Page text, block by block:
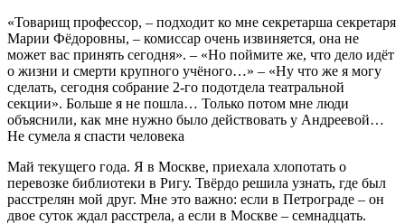
«Товарищ профессор, – подходит ко мне секретарша секретаря
Марии Фёдоровны, – комиссар очень извиняется, она не
может вас принять сегодня». – «Но поймите же, что дело идёт
о жизни и смерти крупного учёного…» – «Ну что же я могу
сделать, сегодня собрание 2-го подотдела театральной
секции». Больше я не пошла… Только потом мне люди
объяснили, как мне нужно было действовать у Андреевой…
Не сумела я спасти человека
Май текущего года. Я в Москве, приехала хлопотать о
перевозке библиотеки в Ригу. Твёрдо решила узнать, где был
расстрелян мой друг. Мне это важно: если в Петрограде – он
двое суток ждал расстрела, а если в Москве – семнадцать.